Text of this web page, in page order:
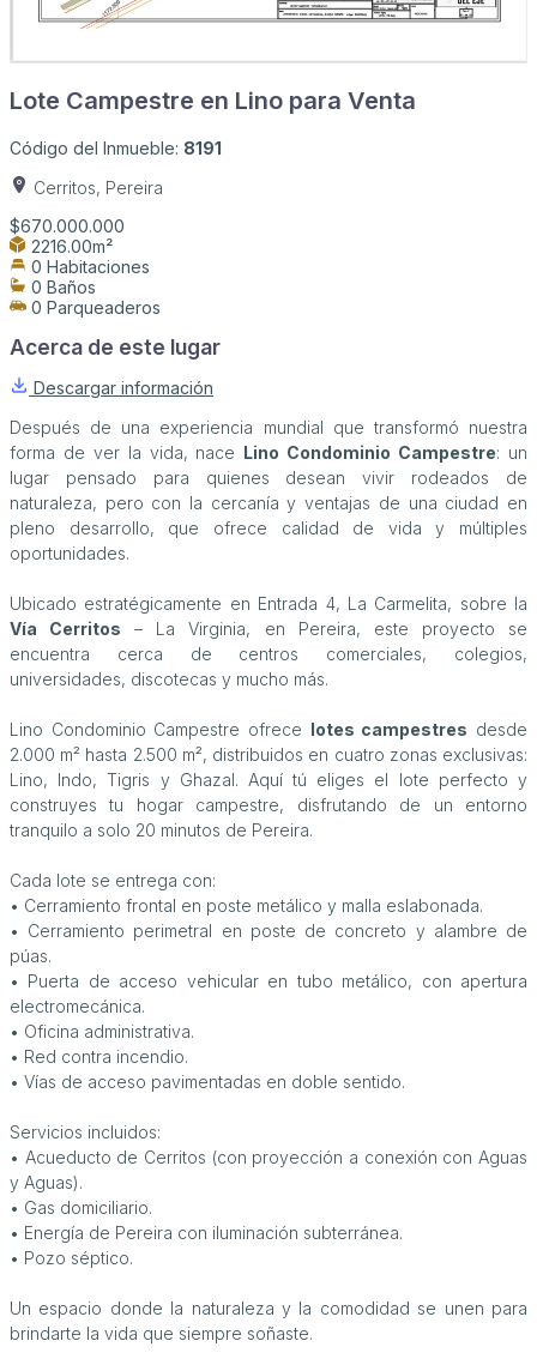
Lote Campestre en Lino para Venta
Código del Inmueble: 8191
Cerritos, Pereira
$670.000.000
2216.00m²
0 Habitaciones
0 Baños
0 Parqueaderos
Acerca de este lugar
Descargar información
Después de una experiencia mundial que transformó nuestra
forma de ver la vida, nace Lino Condominio Campestre: un
lugar pensado para quienes desean vivir rodeados de
naturaleza, pero con la cercanía y ventajas de una ciudad en
pleno desarrollo, que ofrece calidad de vida y múltiples
oportunidades.
Ubicado estratégicamente en Entrada 4, La Carmelita, sobre la
Vía Cerritos – La Virginia, en Pereira, este proyecto se
encuentra cerca de centros comerciales, colegios,
universidades, discotecas y mucho más.
Lino Condominio Campestre ofrece lotes campestres desde
2.000 m² hasta 2.500 m², distribuidos en cuatro zonas exclusivas:
Lino, Indo, Tigris y Ghazal. Aquí tú eliges el lote perfecto y
construyes tu hogar campestre, disfrutando de un entorno
tranquilo a solo 20 minutos de Pereira.
Cada lote se entrega con:
• Cerramiento frontal en poste metálico y malla eslabonada.
• Cerramiento perimetral en poste de concreto y alambre de
púas.
• Puerta de acceso vehicular en tubo metálico, con apertura
electromecánica.
• Oficina administrativa.
• Red contra incendio.
• Vías de acceso pavimentadas en doble sentido.
Servicios incluidos:
• Acueducto de Cerritos (con proyección a conexión con Aguas
y Aguas).
• Gas domiciliario.
• Energía de Pereira con iluminación subterránea.
• Pozo séptico.
Un espacio donde la naturaleza y la comodidad se unen para
brindarte la vida que siempre soñaste.